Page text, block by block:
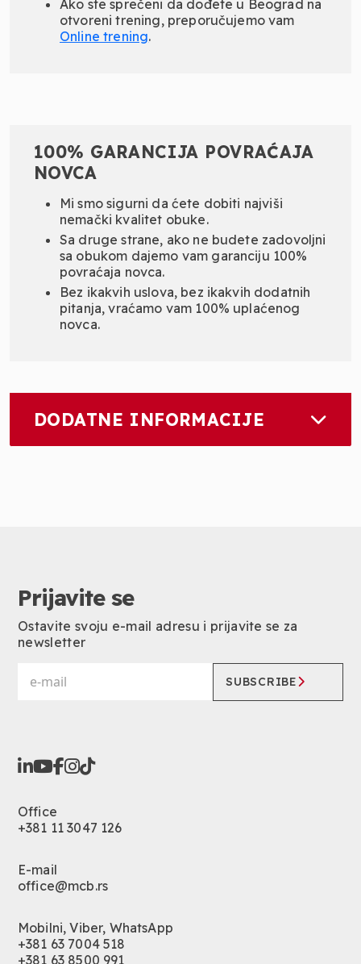
Ako ste sprečeni da dođete u Beograd na
otvoreni trening, preporučujemo vam
Online trening.
100% GARANCIJA POVRAĆAJA
NOVCA
Mi smo sigurni da ćete dobiti najviši
nemački kvalitet obuke.
Sa druge strane, ako ne budete zadovoljni
sa obukom dajemo vam garanciju 100%
povraćaja novca.
Bez ikakvih uslova, bez ikakvih dodatnih
pitanja, vraćamo vam 100% uplaćenog
novca.
DODATNE INFORMACIJE
Prijavite se
Ostavite svoju e-mail adresu i prijavite se za
newsletter
SUBSCRIBE
Office
+381 11 3047 126
E-mail
office@mcb.rs
Mobilni, Viber, WhatsApp
+381 63 7004 518
+381 63 8500 991